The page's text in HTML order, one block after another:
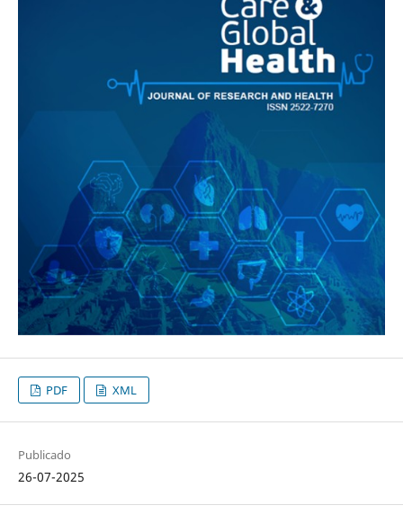
PDF XML
Publicado
26-07-2025